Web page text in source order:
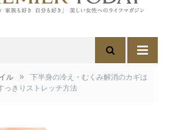
ル »
下半身の冷え・むくみ解消のカギは
っきりストレッチ方法